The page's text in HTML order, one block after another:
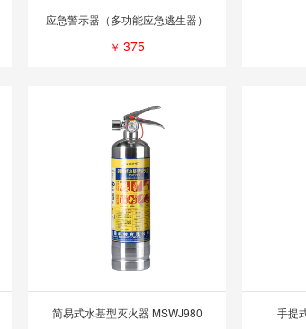
应急警示器（多功能应急逃生器）
￥ 375
简易式水基型灭火器 MSWJ980
手提